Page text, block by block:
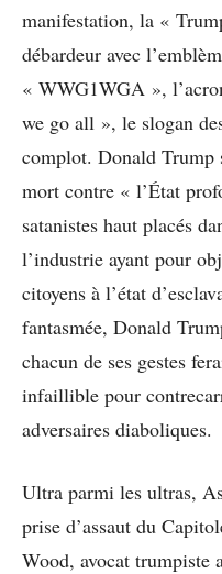
manifestation, la «
débardeur avec
« WWG1WGA »,
we go all », le slogan
complot. Donald Trump
mort contre « l’État
satanistes haut placés
l’industrie ayant pour
citoyens à l’état
fantasmée, Donald
chacun de ses gestes
infaillible pour
adversaires diaboliques.
Ultra parmi les ultras,
prise d’assaut du
Wood, avocat trumpiste